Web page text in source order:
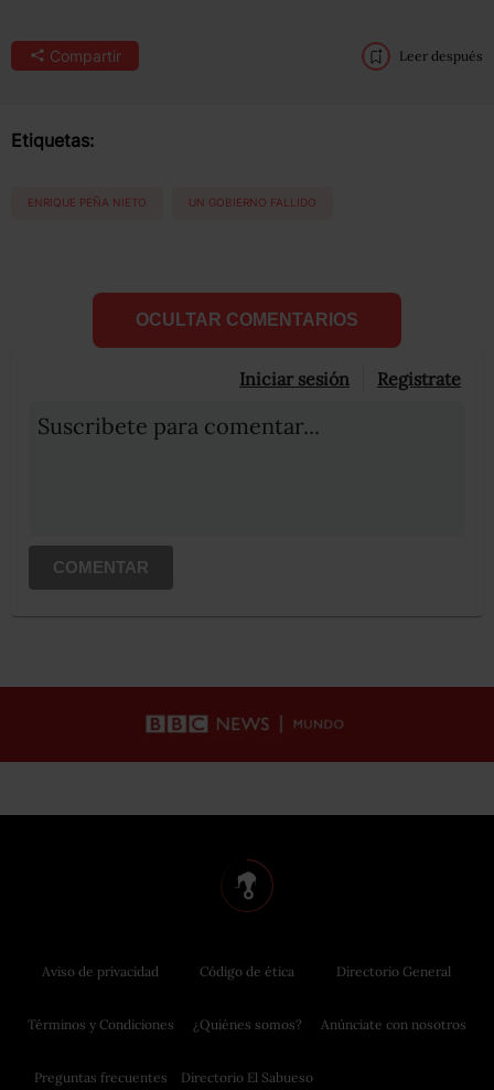
Compartir Leer después
Etiquetas:
ENRIQUE PEÑA NIETO UN GOBIERNO FALLIDO
OCULTAR COMENTARIOS
Iniciar sesión Registrate
Suscribete para comentar...
COMENTAR
Aviso de privacidad
Términos y Condiciones
Preguntas frecuentes
Código de ética
¿Quiénes somos?
Directorio El Sabueso
Directorio General
Anúnciate con nosotros